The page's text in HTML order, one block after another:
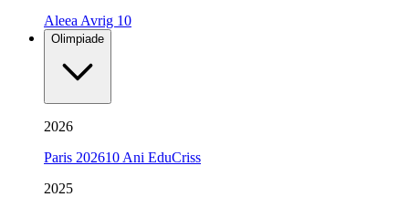
Aleea Avrig 10
Olimpiade
2026
Paris 202610 Ani EduCriss
2025